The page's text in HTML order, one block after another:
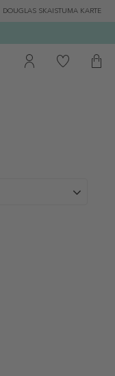
DOUGLAS SKAISTUMA KARTE